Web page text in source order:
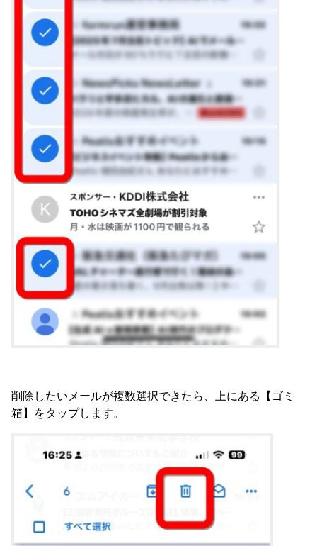
削除したいメールが複数選択できたら、上にある【ゴミ
箱】をタップします。